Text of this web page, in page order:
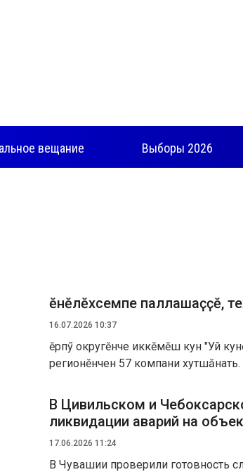
вещание Выборы 2026
Ҫӗнӗлӗхсемпе паллашаҫҫӗ,
16.07.2026 10:37
Ҫӗрпӳ округӗнче иккӗмӗш кун "Уй
регионӗнчен 57 компани хутшӑнать.
В Цивильском и
ликвидации аварий на
17.06.2026 11:24
В Чувашии проверили готовность